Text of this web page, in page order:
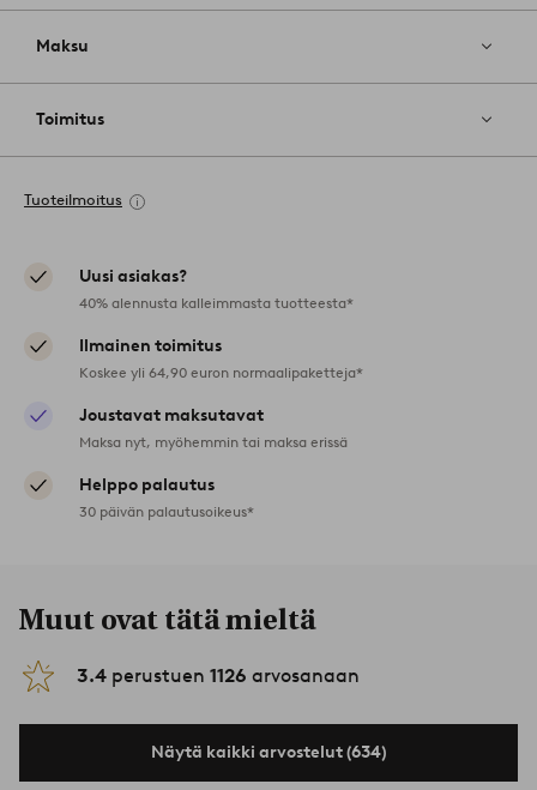
Maksu
Toimitus
Tuoteilmoitus
Uusi asiakas?
40% alennusta kalleimmasta tuotteesta*
Ilmainen toimitus
Koskee yli 64,90 euron normaalipaketteja*
Joustavat maksutavat
Maksa nyt, myöhemmin tai maksa erissä
Helppo palautus
30 päivän palautusoikeus*
Muut ovat tätä mieltä
3.4 perustuen 1126 arvosanaan
Näytä kaikki arvostelut (634)